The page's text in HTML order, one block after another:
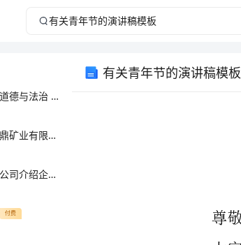
部编版六年级下册道德与法治 期中测试卷【各地真题】
广西河池市中盟玖鼎矿业有限公司介绍企业发展分析报告
洛阳贸识商贸有限公司介绍企业发展分析报告
付费
有关青年节的演讲稿模板